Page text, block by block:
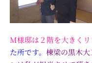
M様邸は２階を大きくリ
た所です。 棟梁の黒木